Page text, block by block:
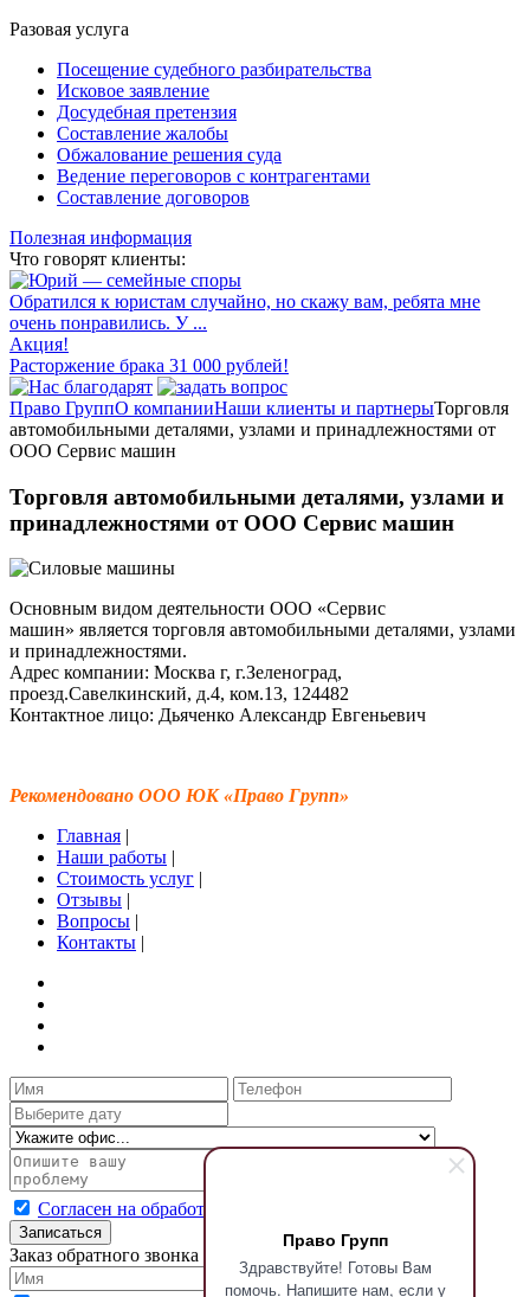
Право Групп
Здравствуйте! Готовы Вам
помочь. Напишите нам, если у
Разовая услуга
Посещение судебного разбирательства
Исковое заявление
Досудебная претензия
Составление жалобы
Обжалование решения суда
Ведение переговоров с контрагентами
Составление договоров
Полезная информация
Что говорят клиенты:
Обратился к юристам случайно, но скажу вам, ребята мне
очень понравились. У ...
Акция!
Расторжение брака 31 000 рублей!
Право ГруппО компанииНаши клиенты и партнерыТорговля
автомобильными деталями, узлами и принадлежностями от
ООО Сервис машин
Торговля автомобильными деталями, узлами и
принадлежностями от ООО Сервис машин
Основным видом деятельности ООО «Сервис
машин» является торговля автомобильными деталями, узлами
и принадлежностями.
Адрес компании: Москва г, г.Зеленоград,
проезд.Савелкинский, д.4, ком.13, 124482
Контактное лицо: Дьяченко Александр Евгеньевич
Рекомендовано ООО ЮК «Право Групп»
Главная |
Наши работы |
Стоимость услуг |
Отзывы |
Вопросы |
Контакты |
Согласен на обработку персональных данных
Записаться
Заказ обратного звонка